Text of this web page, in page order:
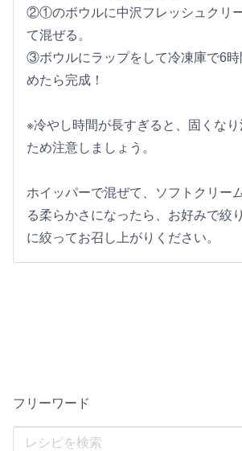
②①のボウルに中沢フレッシュクリ
て混ぜる。
③ボウルにラップをして冷凍庫で6時
めたら完成！
※冷やし時間が長すぎると、固くな
ため注意しましょう。
ホイッパーで混ぜて、ソフトクリー
る柔らかさになったら、お好みで絞
に絞ってお召し上がりください。
フリーワード